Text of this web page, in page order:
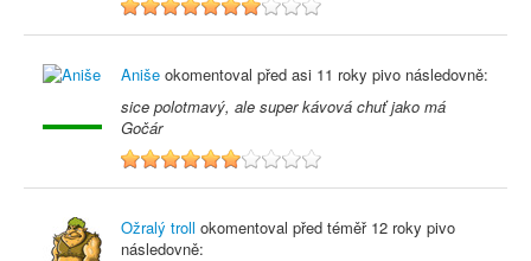
7
Aniše okomentoval před asi 11 roky pivo následovně:
sice polotmavý, ale super kávová chuť jako má
Gočár
6
Ožralý troll okomentoval před téměř 12 roky pivo
následovně: